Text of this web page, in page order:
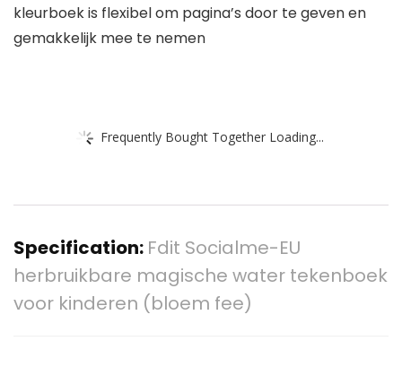
kleurboek is flexibel om pagina’s door te geven en
gemakkelijk mee te nemen
Frequently Bought Together Loading...
Specification: Fdit Socialme-EU
herbruikbare magische water tekenboek
voor kinderen (bloem fee)